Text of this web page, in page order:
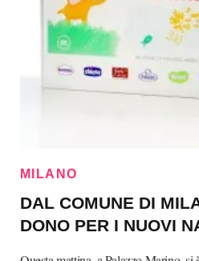
MILANO
DAL COMUNE DI
DONO PER I NUOVI